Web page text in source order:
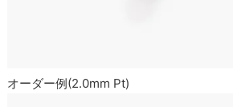
オーダー例(2.0mm Pt)